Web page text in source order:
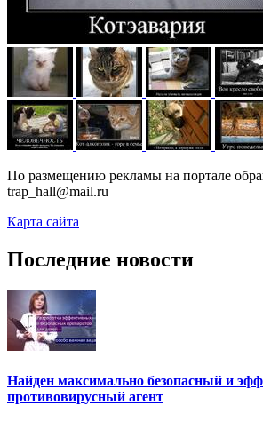
По размещению рекламы на портале
trap_hall@mail.ru
Карта сайта
Последние новости
Найден максимально безопасный и
противовирусный агент